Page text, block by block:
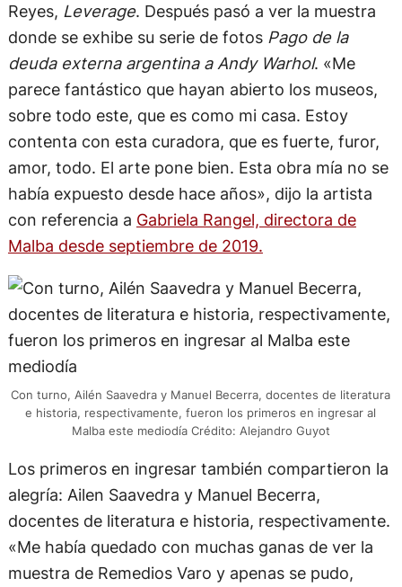
Reyes, Leverage. Después pasó a ver la muestra
donde se exhibe su serie de fotos Pago de la
deuda externa argentina a Andy Warhol. «Me
parece fantástico que hayan abierto los museos,
sobre todo este, que es como mi casa. Estoy
contenta con esta curadora, que es fuerte, furor,
amor, todo. El arte pone bien. Esta obra mía no se
había expuesto desde hace años», dijo la artista
con referencia a Gabriela Rangel, directora de
Malba desde septiembre de 2019.
Con turno, Ailén Saavedra y Manuel Becerra, docentes de literatura
e historia, respectivamente, fueron los primeros en ingresar al
Malba este mediodía Crédito: Alejandro Guyot
Los primeros en ingresar también compartieron la
alegría: Ailen Saavedra y Manuel Becerra,
docentes de literatura e historia, respectivamente.
«Me había quedado con muchas ganas de ver la
muestra de Remedios Varo y apenas se pudo,